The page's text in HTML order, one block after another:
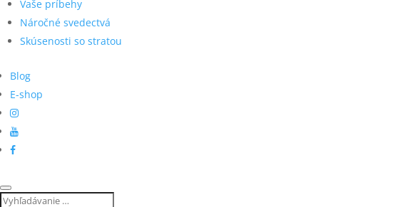
Vaše príbehy
Náročné svedectvá
Skúsenosti so stratou
Blog
E-shop